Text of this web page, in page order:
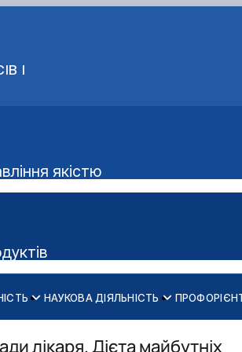
І
якістю
Аудиторний
НАУКОВА ДІЯЛЬНІСТЬ
лікаря. Дієта майбутніх